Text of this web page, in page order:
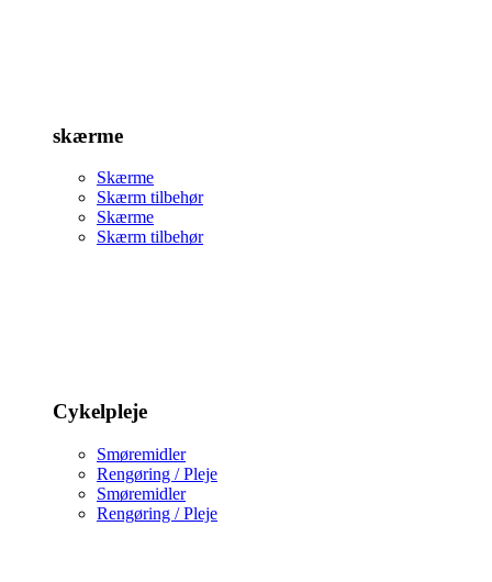
skærme
Skærme
Skærm tilbehør
Skærme
Skærm tilbehør
Cykelpleje
Smøremidler
Rengøring / Pleje
Smøremidler
Rengøring / Pleje